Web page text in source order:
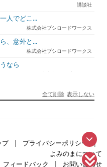
講談社
人でどこ...
株式会社ブシロードワークス
、意外と...
株式会社ブシロードワークス
なら
宇都宮ケーブルテレビ
であ...
一二三書房
ホビージャパン
表示しない
全て削除
プ | プライバシーポリシー |
よみのまについて
フィードバック
| お問い合わせ